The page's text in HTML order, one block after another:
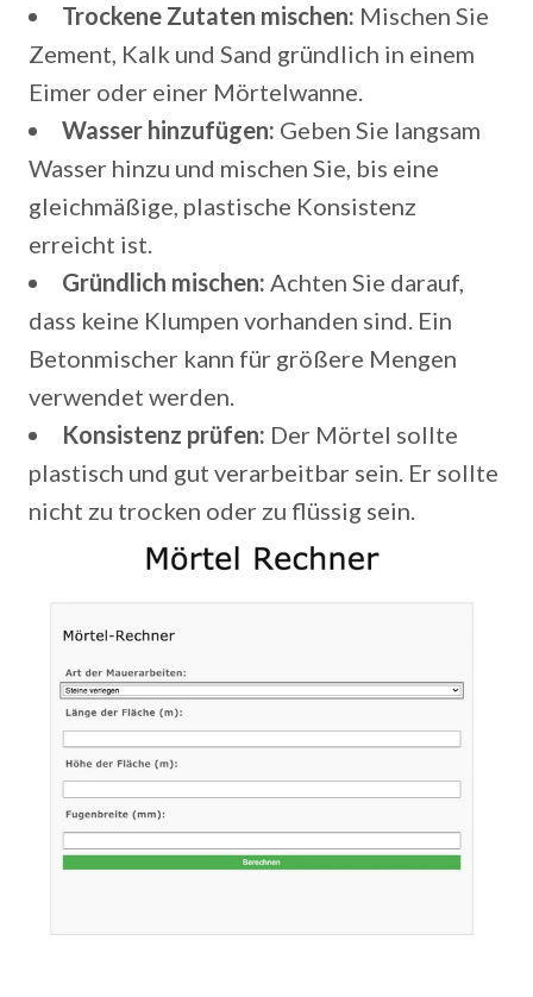
Trockene Zutaten mischen: Mischen Sie
Zement, Kalk und Sand gründlich in einem
Eimer oder einer Mörtelwanne.
Wasser hinzufügen: Geben Sie langsam
Wasser hinzu und mischen Sie, bis eine
gleichmäßige, plastische Konsistenz
erreicht ist.
Gründlich mischen: Achten Sie darauf,
dass keine Klumpen vorhanden sind. Ein
Betonmischer kann für größere Mengen
verwendet werden.
Konsistenz prüfen: Der Mörtel sollte
plastisch und gut verarbeitbar sein. Er sollte
nicht zu trocken oder zu flüssig sein.